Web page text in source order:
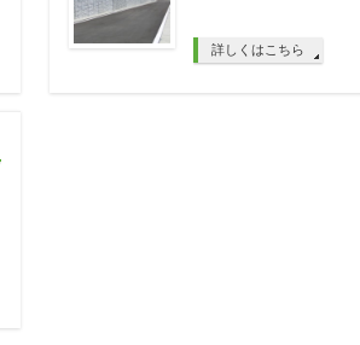
詳しくはこちら